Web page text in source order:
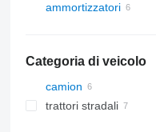
ammortizzatori
Categoria di veicolo
camion
trattori stradali